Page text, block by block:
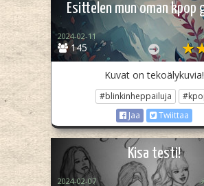
Esittelen mun oman kpop
145
2024-02-11
Kuvat on tekoälykuvia!
#blinkinheppailuja
Jaa
Twiittaa
Kisa testi!
2024-02-07